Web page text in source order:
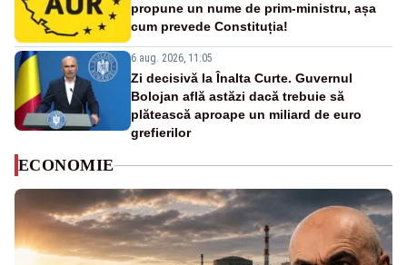
propune un nume de prim-ministru, așa
cum prevede Constituția!
6 aug. 2026, 11:05
Zi decisivă la Înalta Curte. Guvernul
Bolojan află astăzi dacă trebuie să
plătească aproape un miliard de euro
grefierilor
ECONOMIE